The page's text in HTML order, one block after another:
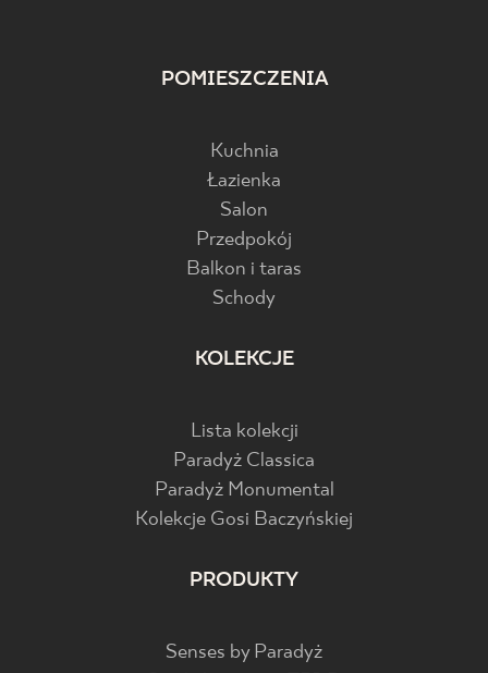
POMIESZCZENIA
Kuchnia
Łazienka
Salon
Przedpokój
Balkon i taras
Schody
KOLEKCJE
Lista kolekcji
Paradyż Classica
Paradyż Monumental
Kolekcje Gosi Baczyńskiej
PRODUKTY
Senses by Paradyż